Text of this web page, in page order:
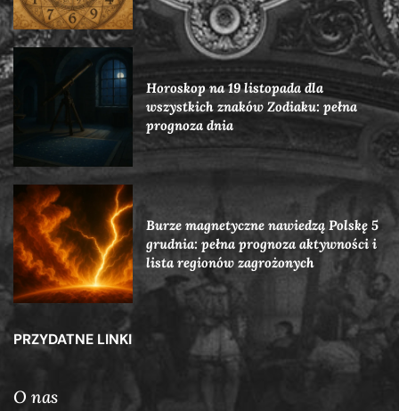
Horoskop na 19 listopada dla
wszystkich znaków Zodiaku: pełna
prognoza dnia
Burze magnetyczne nawiedzą Polskę 5
grudnia: pełna prognoza aktywności i
lista regionów zagrożonych
PRZYDATNE LINKI
O nas